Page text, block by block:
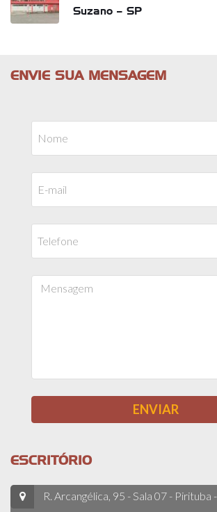
Suzano – SP
ENVIE SUA MENSAGEM
ESCRITÓRIO
R. Arcangélica, 95 - Sala 07 - Pirituba